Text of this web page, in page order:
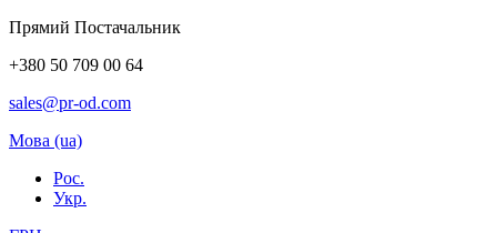
Прямий Постачальник
+380 50 709 00 64
sales@pr-od.com
Мова (ua)
Рос.
Укр.